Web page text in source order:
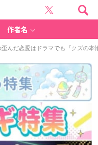
作者名
んだ恋愛はドラマでも『クズの